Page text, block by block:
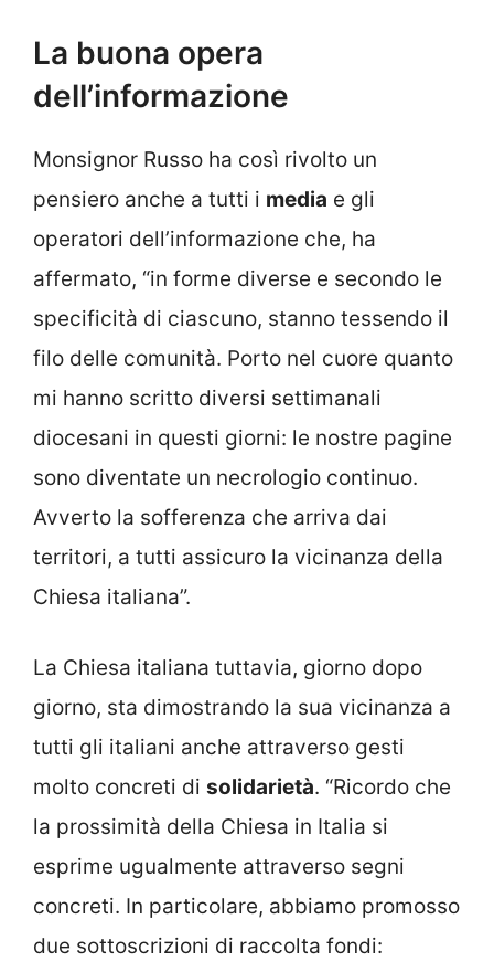
La buona opera
dell’informazione
Monsignor Russo ha così rivolto un
pensiero anche a tutti i media e gli
operatori dell’informazione che, ha
affermato, “in forme diverse e secondo le
specificità di ciascuno, stanno tessendo il
filo delle comunità. Porto nel cuore quanto
mi hanno scritto diversi settimanali
diocesani in questi giorni: le nostre pagine
sono diventate un necrologio continuo.
Avverto la sofferenza che arriva dai
territori, a tutti assicuro la vicinanza della
Chiesa italiana”.
La Chiesa italiana tuttavia, giorno dopo
giorno, sta dimostrando la sua vicinanza a
tutti gli italiani anche attraverso gesti
molto concreti di solidarietà. “Ricordo che
la prossimità della Chiesa in Italia si
esprime ugualmente attraverso segni
concreti. In particolare, abbiamo promosso
due sottoscrizioni di raccolta fondi: